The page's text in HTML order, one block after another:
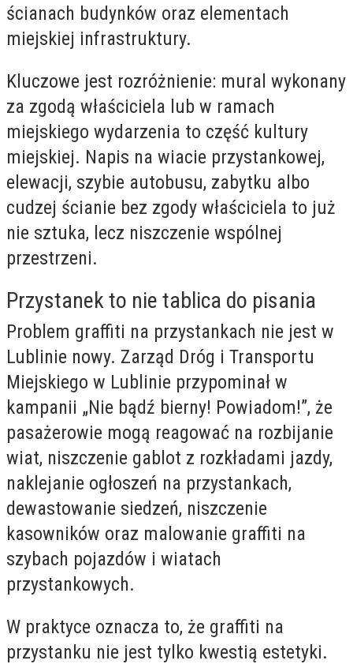
ścianach budynków oraz elementach
miejskiej infrastruktury.
Kluczowe jest rozróżnienie: mural wykonany
za zgodą właściciela lub w ramach
miejskiego wydarzenia to część kultury
miejskiej. Napis na wiacie przystankowej,
elewacji, szybie autobusu, zabytku albo
cudzej ścianie bez zgody właściciela to już
nie sztuka, lecz niszczenie wspólnej
przestrzeni.
Przystanek to nie tablica do pisania
Problem graffiti na przystankach nie jest w
Lublinie nowy. Zarząd Dróg i Transportu
Miejskiego w Lublinie przypominał w
kampanii „Nie bądź bierny! Powiadom!”, że
pasażerowie mogą reagować na rozbijanie
wiat, niszczenie gablot z rozkładami jazdy,
naklejanie ogłoszeń na przystankach,
dewastowanie siedzeń, niszczenie
kasowników oraz malowanie graffiti na
szybach pojazdów i wiatach
przystankowych.
W praktyce oznacza to, że graffiti na
przystanku nie jest tylko kwestią estetyki.